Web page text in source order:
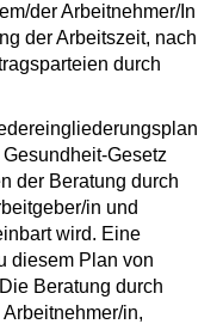
der Arbeitnehmer/In
der Arbeitszeit, nach
durch
Gesetz
der Beratung durch
in und
wird. Eine
diesem Plan von
Beratung durch
in,